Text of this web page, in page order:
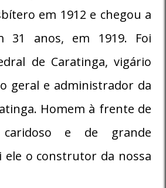
em 1912 e chegou a
31 anos, em 1919. Foi
de Caratinga, vigário
geral e administrador da
Homem à frente de
e de grande
ele o construtor da nossa